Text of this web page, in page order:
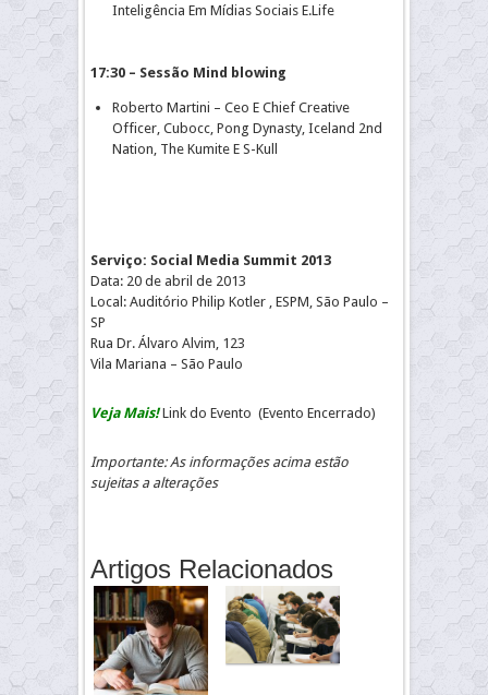
Inteligência Em Mídias Sociais E.Life
17:30 – Sessão Mind blowing
Roberto Martini – Ceo E Chief Creative
Officer, Cubocc, Pong Dynasty, Iceland 2nd
Nation, The Kumite E S-Kull
Serviço: Social Media Summit 2013
Data: 20 de abril de 2013
Local: Auditório Philip Kotler , ESPM, São Paulo –
SP
Rua Dr. Álvaro Alvim, 123
Vila Mariana – São Paulo
Veja Mais! Link do Evento (Evento Encerrado)
Importante: As informações acima estão
sujeitas a alterações
Artigos Relacionados